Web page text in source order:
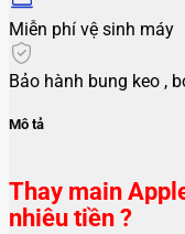
Miễn phí vệ sinh máy
Bảo hành bung keo ,
Mô tả
Thay main
nhiêu tiền ?